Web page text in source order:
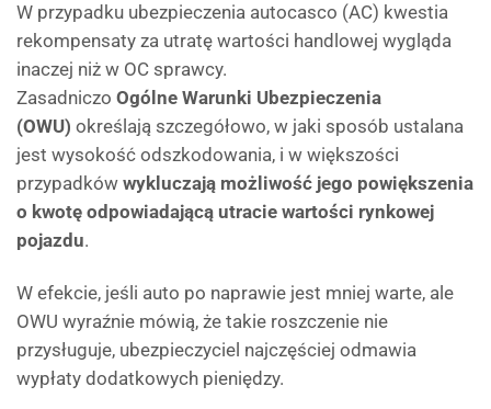
W przypadku ubezpieczenia autocasco (AC) kwestia
rekompensaty za utratę wartości handlowej wygląda
inaczej niż w OC sprawcy.
Zasadniczo Ogólne Warunki Ubezpieczenia
(OWU) określają szczegółowo, w jaki sposób ustalana
jest wysokość odszkodowania, i w większości
przypadków wykluczają możliwość jego powiększenia
o kwotę odpowiadającą utracie wartości rynkowej
pojazdu.
W efekcie, jeśli auto po naprawie jest mniej warte, ale
OWU wyraźnie mówią, że takie roszczenie nie
przysługuje, ubezpieczyciel najczęściej odmawia
wypłaty dodatkowych pieniędzy.